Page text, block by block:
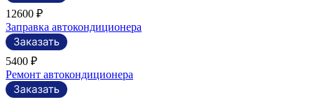
12600 ₽
Заправка автокондиционера
5400 ₽
Ремонт автокондиционера